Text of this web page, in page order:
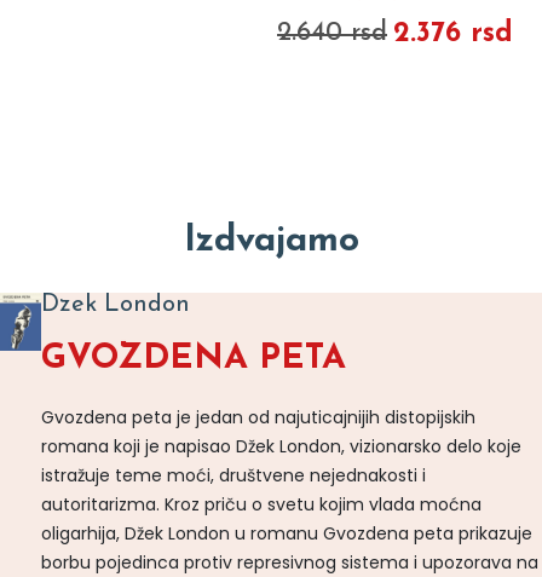
2.640 rsd 2.376 rsd
Izdvajamo
Dzek London
GVOZDENA PETA
Gvozdena peta je jedan od najuticajnijih distopijskih
romana koji je napisao Džek London, vizionarsko delo koje
istražuje teme moći, društvene nejednakosti i
autoritarizma. Kroz priču o svetu kojim vlada moćna
oligarhija, Džek London u romanu Gvozdena peta prikazuje
borbu pojedinca protiv represivnog sistema i upozorava na